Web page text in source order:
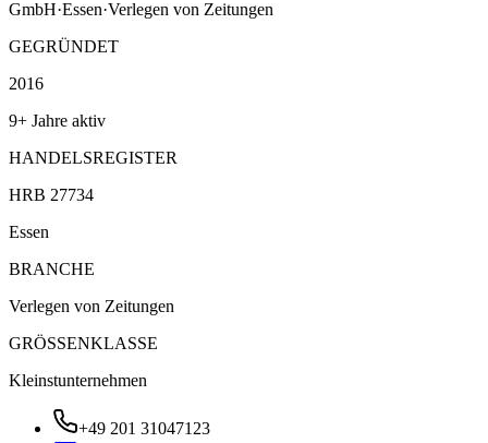
GmbH·Essen·Verlegen von Zeitungen
GEGRÜNDET
2016
9+ Jahre aktiv
HANDELSREGISTER
HRB 27734
Essen
BRANCHE
Verlegen von Zeitungen
GRÖSSENKLASSE
Kleinstunternehmen
+49 201 31047123